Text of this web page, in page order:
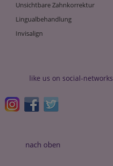
Unsichtbare Zahnkorrektur
Lingualbehandlung
Invisalign
like us on social-networks
nach oben